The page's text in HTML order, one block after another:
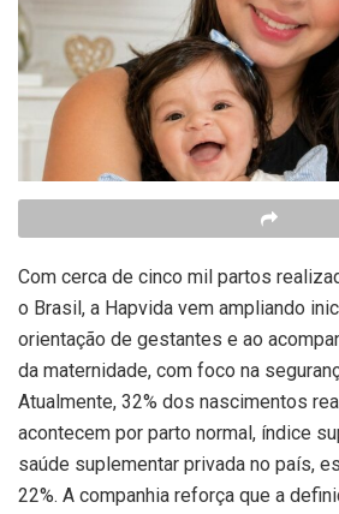
Com cerca de cinco mil partos
o Brasil, a Hapvida vem ampliando
orientação de gestantes e ao
da maternidade, com foco na
Atualmente, 32% dos nascimentos
acontecem por parto normal, índice
saúde suplementar privada no país,
22%. A companhia reforça que a